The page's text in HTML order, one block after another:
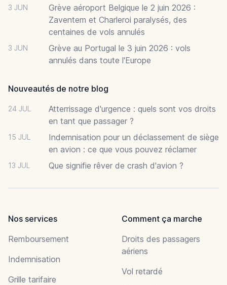
3 JUN
Grève aéroport Belgique le 2 juin 2026 :
Zaventem et Charleroi paralysés, des
centaines de vols annulés
3 JUN
Grève au Portugal le 3 juin 2026 : vols
annulés dans toute l'Europe
Nouveautés de notre blog
24 JUL
Atterrissage d'urgence : quels sont vos droits
en tant que passager ?
15 JUL
Indemnisation pour un déclassement de siège
en avion : ce que vous pouvez réclamer
13 JUL Que signifie rêver de crash d'avion ?
Nos services
Remboursement
Indemnisation
Grille tarifaire
Comment ça marche
Droits des passagers
aériens
Vol retardé